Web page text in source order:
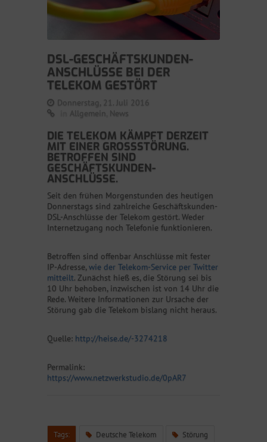
DSL-GESCHÄFTSKUNDEN-
ANSCHLÜSSE BEI DER
TELEKOM GESTÖRT
Donnerstag, 21. Juli 2016
Allgemein News
DIE TELEKOM KÄMPFT DERZEIT
MIT EINER GROSSSTÖRUNG. B
ETROFFEN SIND G
ESCHÄFTSKUNDEN-A
NSCHLÜSSE.
Seit den frühen Morgenstunden des heutigen
Donnerstags sind zahlreiche Geschäftskunden-
DSL-Anschlüsse der Telekom gestört. Weder
Internetzugang noch Telefonie funktionieren.
Betroffen sind offenbar Anschlüsse mit fester
IP-Adresse, wie der Telekom-Service per Twitter
mitteilt. Zunächst hieß es, die Störung sei bis
10 Uhr behoben, inzwischen ist von 14 Uhr die
Rede. Weitere Informationen zur Ursache der
Störung gab die Telekom bislang nicht heraus.
Quelle: http://heise.de/-3274218
Permalink:
https://www.netzwerkstudio.de/0pAR7
Tags: Deutsche Telekom Störung